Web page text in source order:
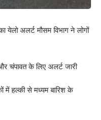
येलो अलर्ट मौसम विभाग ने लोगों
चंपावत के लिए अलर्ट जारी
हल्की से मध्यम बारिश के